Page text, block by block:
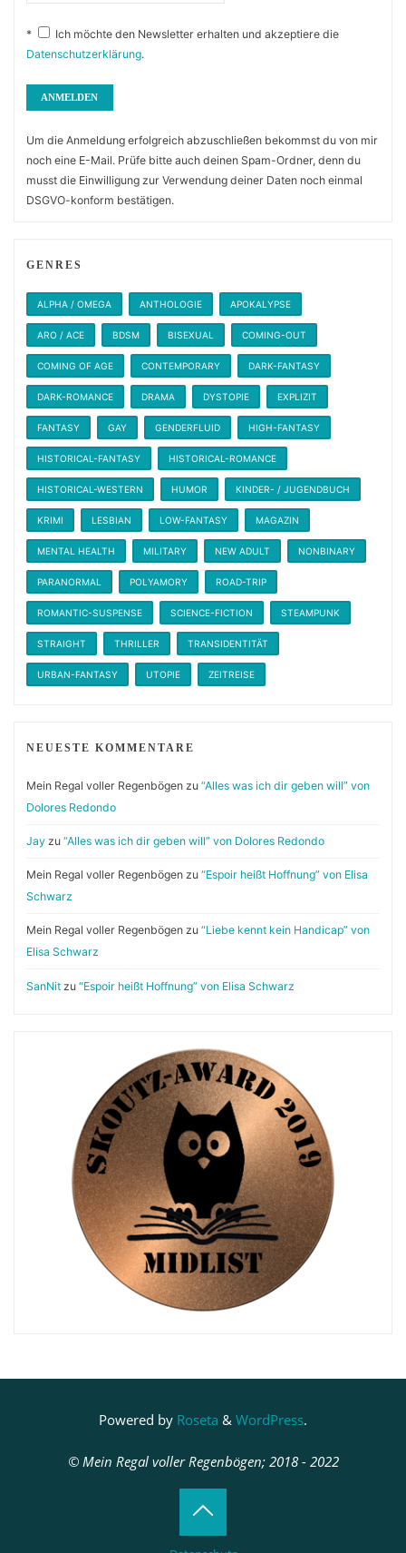
*
Ich möchte den Newsletter erhalten und akzeptiere die
Datenschutzerklärung.
Um die Anmeldung erfolgreich abzuschließen bekommst du von mir
noch eine E-Mail. Prüfe bitte auch deinen Spam-Ordner, denn du
musst die Einwilligung zur Verwendung deiner Daten noch einmal
DSGVO-konform bestätigen.
GENRES
ALPHA / OMEGA ANTHOLOGIE APOKALYPSE
ARO / ACE BDSM BISEXUAL COMING-OUT
COMING OF AGE CONTEMPORARY DARK-FANTASY
DARK-ROMANCE DRAMA DYSTOPIE EXPLIZIT
FANTASY GAY GENDERFLUID HIGH-FANTASY
HISTORICAL-FANTASY HISTORICAL-ROMANCE
HISTORICAL-WESTERN HUMOR KINDER- / JUGENDBUCH
KRIMI LESBIAN LOW-FANTASY MAGAZIN
MENTAL HEALTH MILITARY NEW ADULT NONBINARY
PARANORMAL POLYAMORY ROAD-TRIP
ROMANTIC-SUSPENSE SCIENCE-FICTION STEAMPUNK
STRAIGHT THRILLER TRANSIDENTITÄT
URBAN-FANTASY UTOPIE ZEITREISE
NEUESTE KOMMENTARE
Mein Regal voller Regenbögenzu “Alles was ich dir geben will” von
Dolores Redondo
Jayzu “Alles was ich dir geben will” von Dolores Redondo
Mein Regal voller Regenbögenzu “Espoir heißt Hoffnung” von Elisa
Schwarz
Mein Regal voller Regenbögenzu “Liebe kennt kein Handicap” von
Elisa Schwarz
SanNitzu “Espoir heißt Hoffnung” von Elisa Schwarz
Powered by Roseta & WordPress.
© Mein Regal voller Regenbögen; 2018 - 2022
Back